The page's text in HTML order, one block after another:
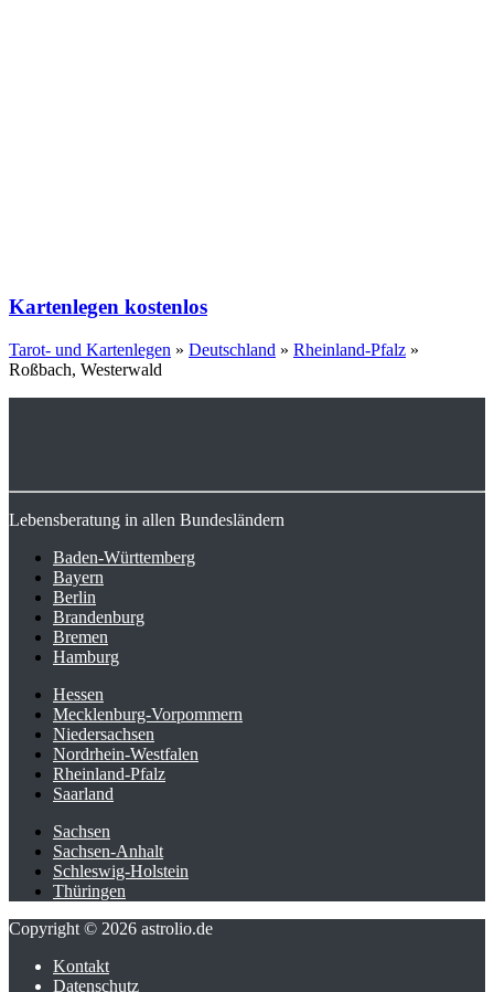
Kartenlegen kostenlos
Tarot- und Kartenlegen » Deutschland » Rheinland-Pfalz »
Roßbach, Westerwald
Lebensberatung in allen Bundesländern
Baden-Württemberg
Bayern
Berlin
Brandenburg
Bremen
Hamburg
Hessen
Mecklenburg-Vorpommern
Niedersachsen
Nordrhein-Westfalen
Rheinland-Pfalz
Saarland
Sachsen
Sachsen-Anhalt
Schleswig-Holstein
Thüringen
Copyright © 2026 astrolio.de
Kontakt
Datenschutz